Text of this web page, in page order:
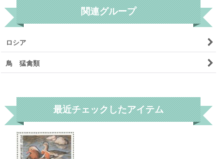
関連グループ
ロシア
鳥 猛禽類
最近チェックしたアイテム